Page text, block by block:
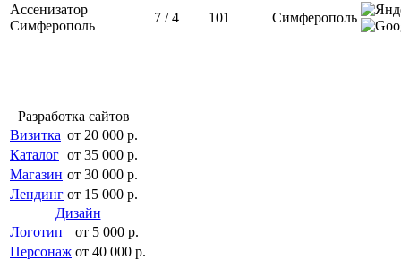
Ассенизатор
Симферополь
7 / 4 101 Симферополь
Разработка сайтов
Визитка от 20 000 р.
Каталог от 35 000 р.
Магазин от 30 000 р.
Лендинг от 15 000 р.
Дизайн
Логотип
от 5 000 р.
Персонаж от 40 000 р.